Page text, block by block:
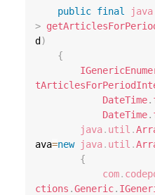
public final java
>
d )
{
DateTime.
DateTime.
java. util .
ava=new java. util .
{
com.
ctions .Generic.